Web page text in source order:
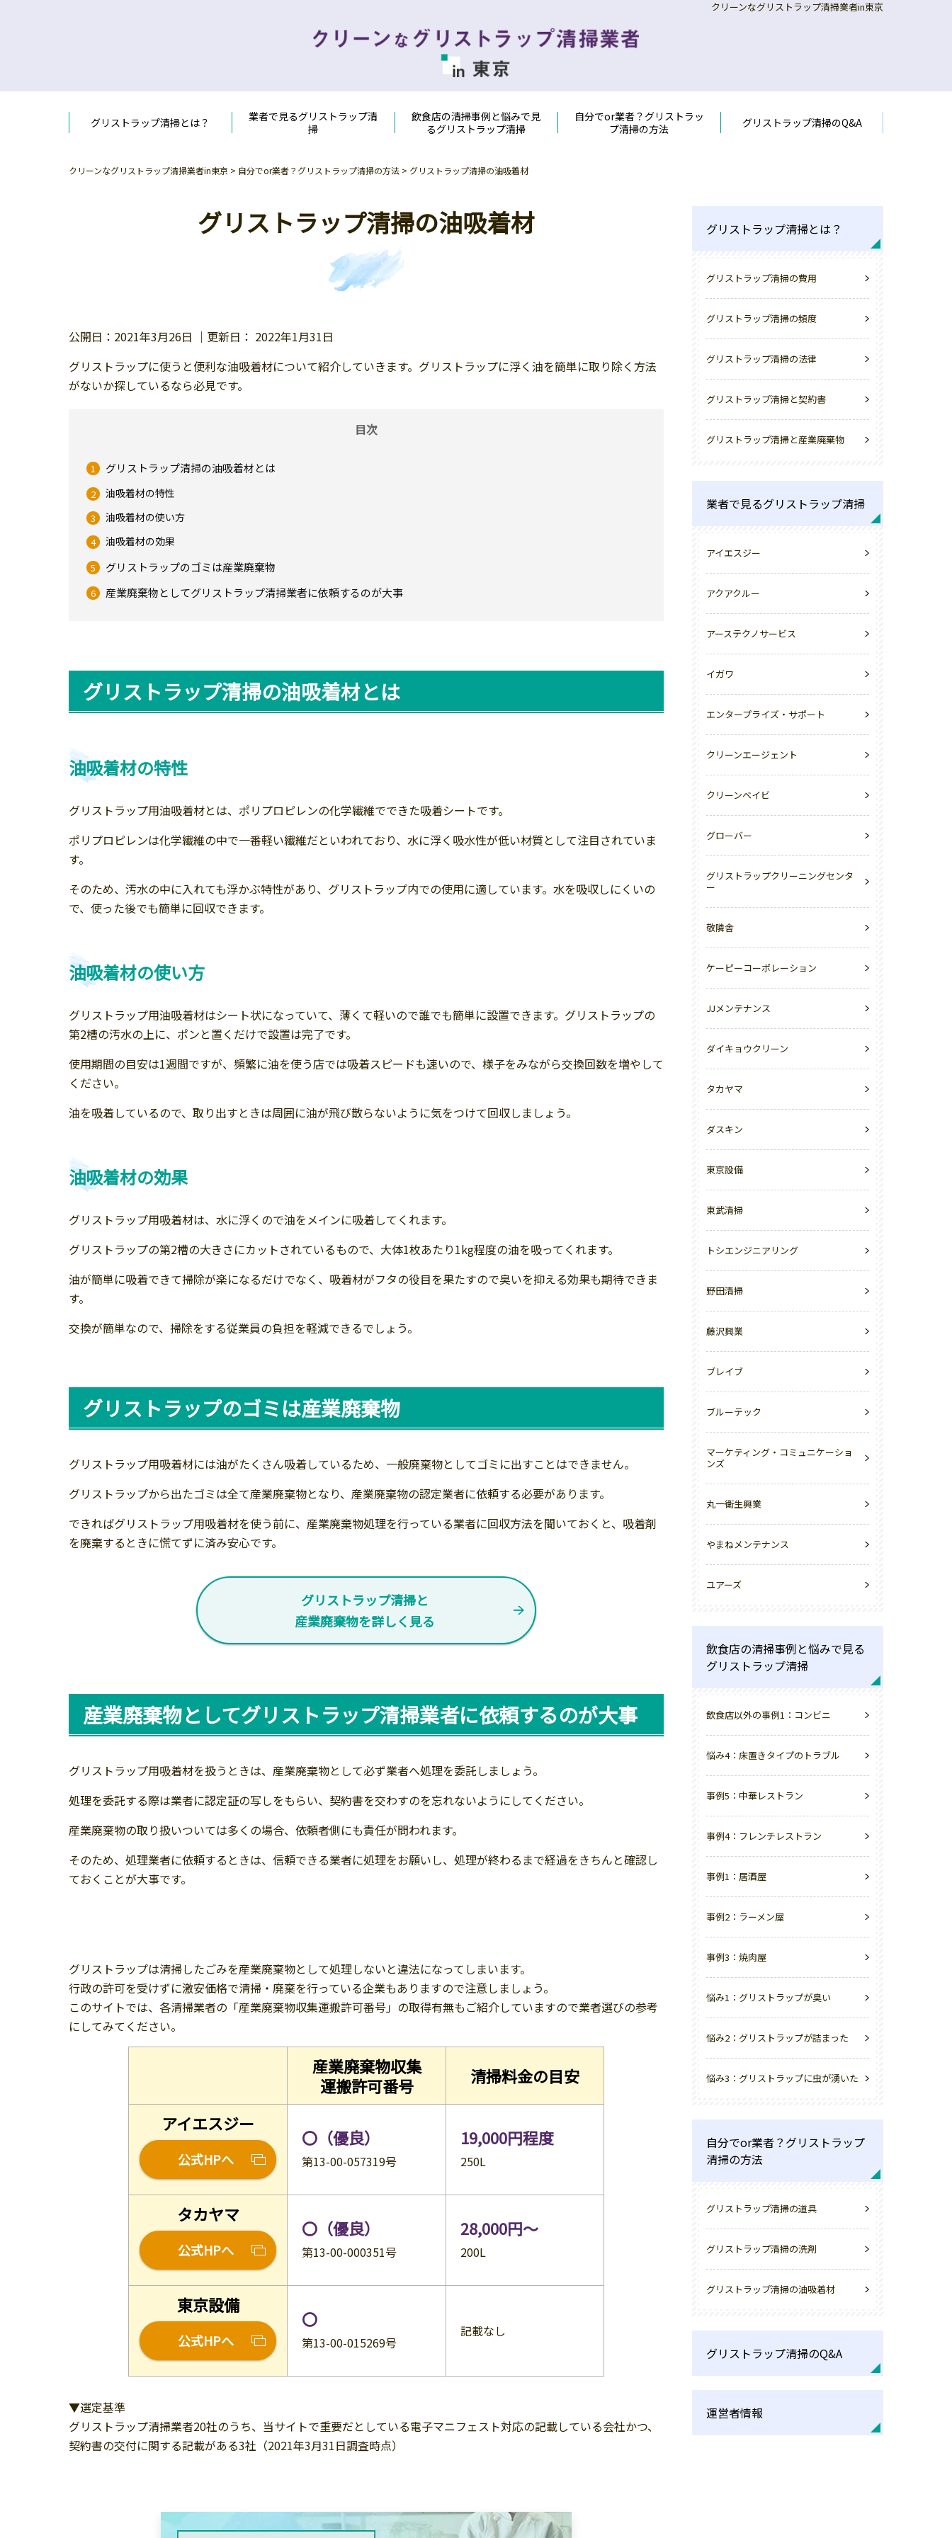
クリーンなグリストラップ清掃業者in東京
グリストラップ清掃とは？
業者で見るグリストラップ清
掃
飲食店の清掃事例と悩みで見
るグリストラップ清掃
自分でor業者？グリストラッ
プ清掃の方法
グリストラップ清掃のQ&A
クリーンなグリストラップ清掃業者in東京 > 自分でor業者？グリストラップ清掃の方法 > グリストラップ清掃の油吸着材
グリストラップ清掃の油吸着材
公開日： 2021年3月26日 ｜更新日： 2022年1月31日
グリストラップに使うと便利な油吸着材について紹介していきます。グリストラップに浮く油を簡単に取り除く方法
がないか探しているなら必見です。
グリストラップ清掃の油吸着材とは
油吸着材の特性
油吸着材の使い方
油吸着材の効果
グリストラップのゴミは産業廃棄物
産業廃棄物としてグリストラップ清掃業者に依頼するのが大事
グリストラップ清掃の油吸着材とは
油吸着材の特性
グリストラップ用油吸着材とは、ポリプロピレンの化学繊維でできた吸着シートです。
ポリプロピレンは化学繊維の中で一番軽い繊維だといわれており、水に浮く吸水性が低い材質として注目されていま
す。
そのため、汚水の中に入れても浮かぶ特性があり、グリストラップ内での使用に適しています。水を吸収しにくいの
で、使った後でも簡単に回収できます。
油吸着材の使い方
グリストラップ用油吸着材はシート状になっていて、薄くて軽いので誰でも簡単に設置できます。グリストラップの
第2槽の汚水の上に、ポンと置くだけで設置は完了です。
使用期間の目安は1週間ですが、頻繁に油を使う店では吸着スピードも速いので、様子をみながら交換回数を増やして
ください。
油を吸着しているので、取り出すときは周囲に油が飛び散らないように気をつけて回収しましょう。
油吸着材の効果
グリストラップ用吸着材は、水に浮くので油をメインに吸着してくれます。
グリストラップの第2槽の大きさにカットされているもので、大体1枚あたり1kg程度の油を吸ってくれます。
油が簡単に吸着できて掃除が楽になるだけでなく、吸着材がフタの役目を果たすので臭いを抑える効果も期待できま
す。
交換が簡単なので、掃除をする従業員の負担を軽減できるでしょう。
グリストラップのゴミは産業廃棄物
グリストラップ用吸着材には油がたくさん吸着しているため、一般廃棄物としてゴミに出すことはできません。
グリストラップから出たゴミは全て産業廃棄物となり、産業廃棄物の認定業者に依頼する必要があります。
できればグリストラップ用吸着材を使う前に、産業廃棄物処理を行っている業者に回収方法を聞いておくと、吸着剤
を廃棄するときに慌てずに済み安心です。
グリストラップ清掃と
産業廃棄物を詳しく見る
産業廃棄物としてグリストラップ清掃業者に依頼するのが大事
グリストラップ用吸着材を扱うときは、産業廃棄物として必ず業者へ処理を委託しましょう。
処理を委託する際は業者に認定証の写しをもらい、契約書を交わすのを忘れないようにしてください。
産業廃棄物の取り扱いついては多くの場合、依頼者側にも責任が問われます。
そのため、処理業者に依頼するときは、信頼できる業者に処理をお願いし、処理が終わるまで経過をきちんと確認し
ておくことが大事です。
グリストラップは清掃したごみを産業廃棄物として処理しないと違法になってしまいます。
行政の許可を受けずに激安価格で清掃・廃棄を行っている企業もありますので注意しましょう。
このサイトでは、各清掃業者の「産業廃棄物収集運搬許可番号」の取得有無もご紹介していますので業者選びの参考
にしてみてください。
産業廃棄物収集
運搬許可番号
清掃料金の目安
アイエスジー
公式HPへ
〇 （優良）
第13-00-057319号
19,000円程度
250L
タカヤマ
公式HPへ
〇 （優良）
第13-00-000351号
28,000円～
200L
東京設備
公式HPへ
〇
第13-00-015269号
記載なし
▼選定基準
グリストラップ清掃業者20社のうち、当サイトで重要だとしている電子マニフェスト対応の記載している会社かつ、
契約書の交付に関する記載がある3社（2021年3月31日調査時点）
グリストラップ清掃とは？
グリストラップ清掃の費用
グリストラップ清掃の頻度
グリストラップ清掃の法律
グリストラップ清掃と契約書
グリストラップ清掃と産業廃棄物
業者で見るグリストラップ清掃
アイエスジー
アクアクルー
アーステクノサービス
イガワ
エンタープライズ・サポート
クリーンエージェント
クリーンベイビ
グローバー
グリストラップクリーニングセンタ
ー
敬隣舎
ケーピーコーポレーション
JJメンテナンス
ダイキョウクリーン
タカヤマ
ダスキン
東京設備
東武清掃
トシエンジニアリング
野田清掃
藤沢興業
ブレイブ
ブルーテック
マーケティング・コミュニケーショ
ンズ
丸一衛生興業
やまねメンテナンス
ユアーズ
飲食店の清掃事例と悩みで見る
グリストラップ清掃
飲食店以外の事例1：コンビニ
悩み4：床置きタイプのトラブル
事例5：中華レストラン
事例4：フレンチレストラン
事例1：居酒屋
事例2：ラーメン屋
事例3：焼肉屋
悩み1：グリストラップが臭い
悩み2：グリストラップが詰まった
悩み3：グリストラップに虫が湧いた
自分でor業者？グリストラップ
清掃の方法
グリストラップ清掃の道具
グリストラップ清掃の洗剤
グリストラップ清掃の油吸着材
グリストラップ清掃のQ&A
運営者情報